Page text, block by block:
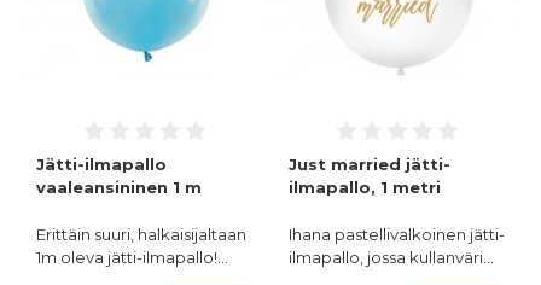
Jätti-ilmapallo
vaaleansininen 1 m
Erittäin suuri, halkaisijaltaan
1m oleva jätti-ilmapallo!…
Just married jätti-
ilmapallo, 1 metri
Ihana pastellivalkoinen jätti-
ilmapallo, jossa kullanväri…